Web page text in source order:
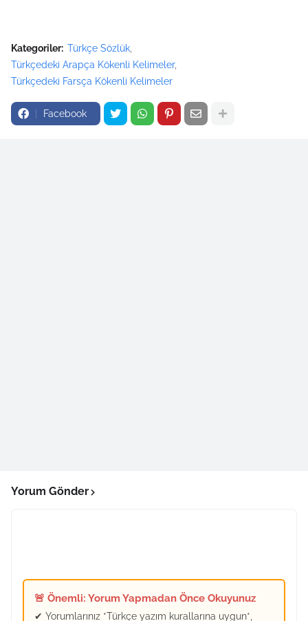
Kategoriler: Türkçe Sözlük
Türkçedeki Arapça Kökenli Kelimeler
Türkçedeki Farsça Kökenli Kelimeler
Facebook
Yorum Gönder
🚨 Önemli: Yorum Yapmadan Önce Okuyunuz
✔ Yorumlarınız *Türkçe yazım kurallarına uygun*,